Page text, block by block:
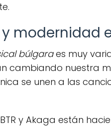
modernidad
búlgaraes muy
cambiando nuestra
se unen a las
y Akaga están